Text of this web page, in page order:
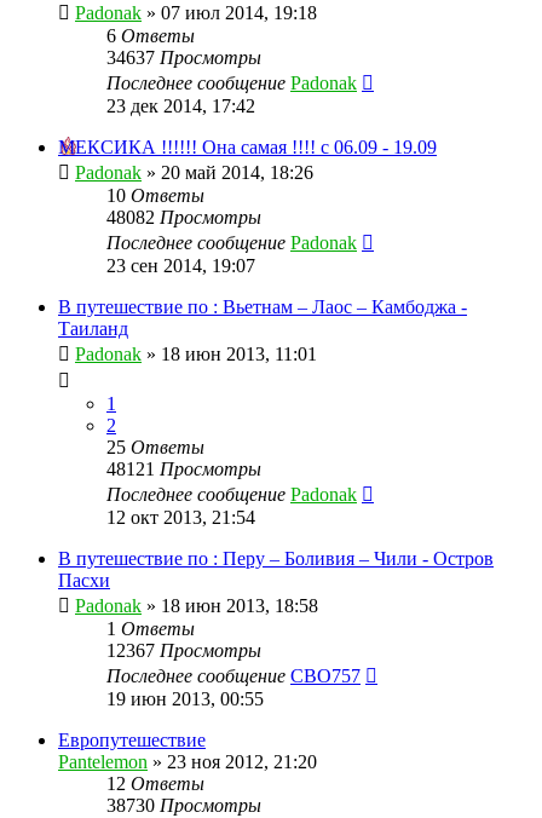
Padonak » 07 июл 2014, 19:18
6 Ответы
34637 Просмотры
Последнее сообщение Padonak
23 дек 2014, 17:42
МЕКСИКА !!!!!! Она самая !!!! с 06.09 - 19.09
Padonak » 20 май 2014, 18:26
10 Ответы
48082 Просмотры
Последнее сообщение Padonak
23 сен 2014, 19:07
В путешествие по : Вьетнам – Лаос – Камбоджа -
Таиланд
Padonak » 18 июн 2013, 11:01
1
2
25 Ответы
48121 Просмотры
Последнее сообщение Padonak
12 окт 2013, 21:54
В путешествие по : Перу – Боливия – Чили - Остров
Пасхи
Padonak » 18 июн 2013, 18:58
1 Ответы
12367 Просмотры
Последнее сообщение CBO757
19 июн 2013, 00:55
Европутешествие
Pantelemon » 23 ноя 2012, 21:20
12 Ответы
38730 Просмотры